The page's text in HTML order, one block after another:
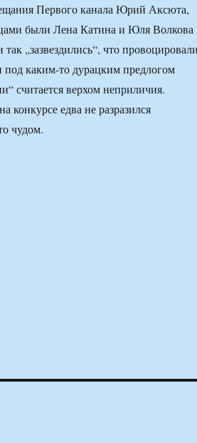
Первого канала Юрий Аксюта,
были Лена Катина и Юля Волкова
„зазвездились“, что
каким-то дурацким предлогом
считается верхом неприличия.
едва не разразился
чудом.